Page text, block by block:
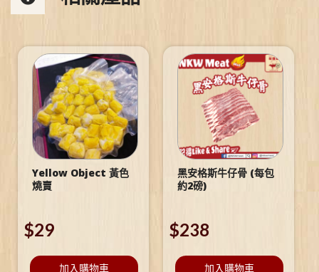
Yellow Object 黃色
燒賣
$29
加入購物車
黑安格斯牛仔骨 (每包
約2磅)
$238
加入購物車